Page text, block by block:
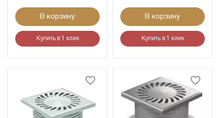
В корзину
Купить в 1 клик
В корзину
Купить в 1 клик